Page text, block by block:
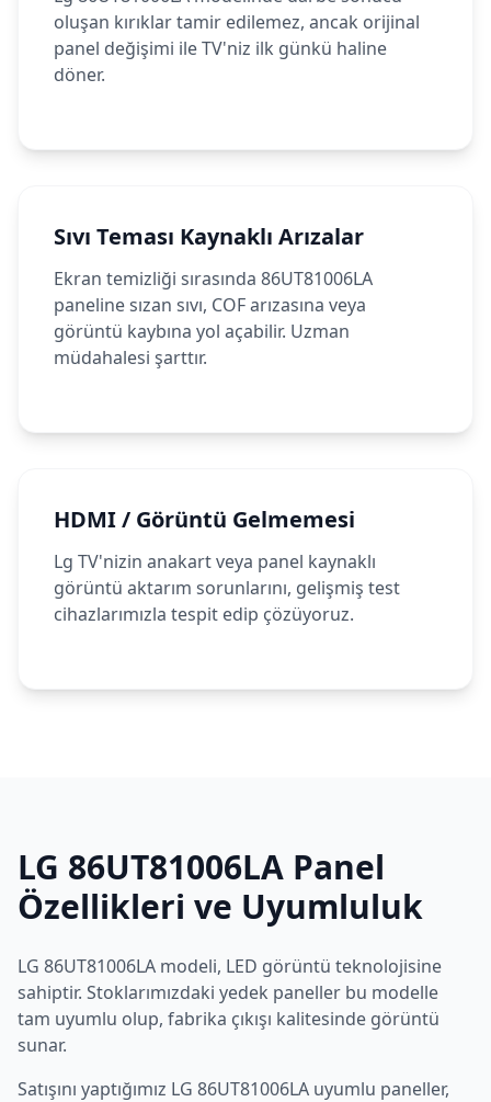
oluşan kırıklar tamir edilemez, ancak orijinal
panel değişimi ile TV'niz ilk günkü haline
döner.
Sıvı Teması Kaynaklı Arızalar
Ekran temizliği sırasında 86UT81006LA
paneline sızan sıvı, COF arızasına veya
görüntü kaybına yol açabilir. Uzman
müdahalesi şarttır.
HDMI / Görüntü Gelmemesi
Lg TV'nizin anakart veya panel kaynaklı
görüntü aktarım sorunlarını, gelişmiş test
cihazlarımızla tespit edip çözüyoruz.
LG 86UT81006LA Panel
Özellikleri ve Uyumluluk
LG 86UT81006LA modeli, LED görüntü teknolojisine
sahiptir. Stoklarımızdaki yedek paneller bu modelle
tam uyumlu olup, fabrika çıkışı kalitesinde görüntü
sunar.
Satışını yaptığımız LG 86UT81006LA uyumlu paneller,